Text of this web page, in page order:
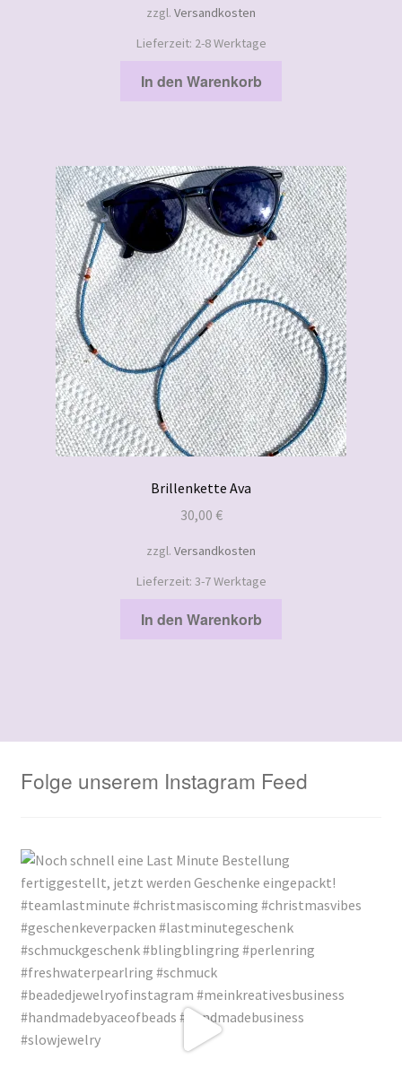
zzgl. Versandkosten
Lieferzeit: 2-8 Werktage
In den Warenkorb
Brillenkette Ava
30,00 €
zzgl. Versandkosten
Lieferzeit: 3-7 Werktage
In den Warenkorb
Folge unserem Instagram Feed